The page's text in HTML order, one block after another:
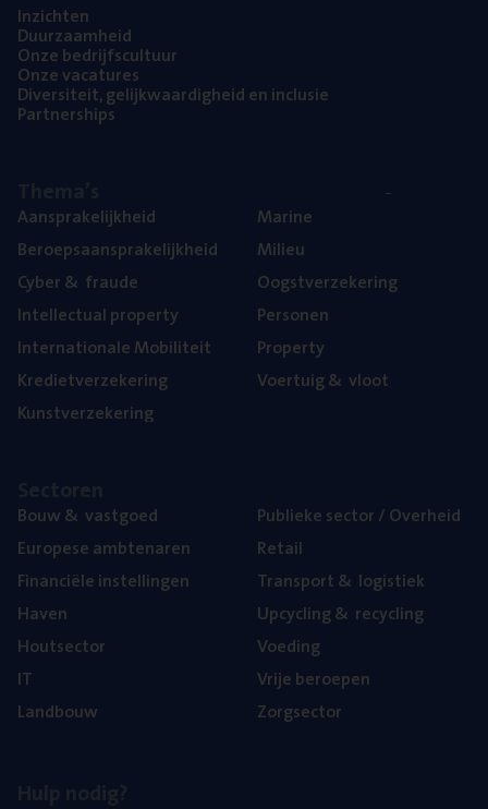
Inzich­ten
Duur­zaam­heid
Onze bedrijfs­cul­tuur
Onze vaca­tu­res
Diver­si­teit, gelijk­waar­dig­heid en inclusie
Part­ner­ships
Aan­spra­ke­lijk­heid
Beroeps­aan­spra­ke­lijk­heid
Cyber& fraude
Intel­lec­tu­al property
Inter­na­ti­o­na­le Mobiliteit
Kre­diet­ver­ze­ke­ring
Kunst­ver­ze­ke­ring
Mari­ne
Mili­eu
Oogst­ver­ze­ke­ring
Per­so­nen
Pro­per­ty
Voer­tuig& vloot
Bouw& vastgoed
Euro­pe­se ambtenaren
Finan­ci­ë­le instellingen
Haven
Hout­sec­tor
IT
Land­bouw
Publie­ke sec­tor / Overheid
Retail
Trans­port& logistiek
Upcy­cling& recycling
Voe­ding
Vrije beroe­pen
Zorg­sec­tor